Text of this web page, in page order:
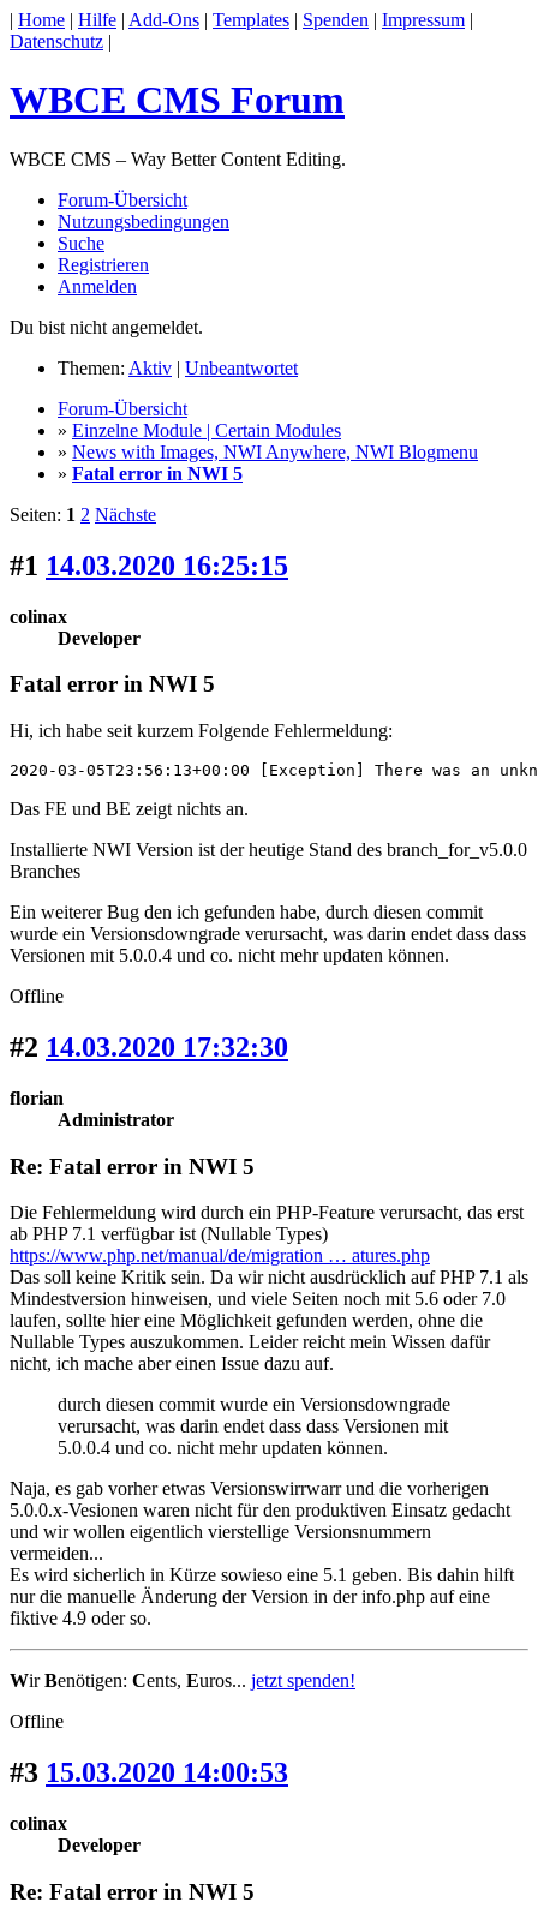
| Home | Hilfe | Add-Ons | Templates | Spenden | Impressum |
Datenschutz |
WBCE CMS Forum
WBCE CMS – Way Better Content Editing.
Forum-Übersicht
Nutzungsbedingungen
Suche
Registrieren
Anmelden
Du bist nicht angemeldet.
Themen: Aktiv | Unbeantwortet
Forum-Übersicht
» Einzelne Module | Certain Modules
» News with Images, NWI Anywhere, NWI Blogmenu
» Fatal error in NWI 5
Seiten: 1 2 Nächste
#1 14.03.2020 16:25:15
colinax
Developer
Fatal error in NWI 5
Hi, ich habe seit kurzem Folgende Fehlermeldung:
2020-03-05T23:56:13+00:00 [Exception] There was an
Das FE und BE zeigt nichts an.
Installierte NWI Version ist der heutige Stand des branch_for_v5.0.0
Branches
Ein weiterer Bug den ich gefunden habe, durch diesen commit
wurde ein Versionsdowngrade verursacht, was darin endet dass dass
Versionen mit 5.0.0.4 und co. nicht mehr updaten können.
Offline
#2 14.03.2020 17:32:30
florian
Administrator
Re: Fatal error in NWI 5
Die Fehlermeldung wird durch ein PHP-Feature verursacht, das erst
ab PHP 7.1 verfügbar ist (Nullable Types)
https://www.php.net/manual/de/migration … atures.php
Das soll keine Kritik sein. Da wir nicht ausdrücklich auf PHP 7.1 als
Mindestversion hinweisen, und viele Seiten noch mit 5.6 oder 7.0
laufen, sollte hier eine Möglichkeit gefunden werden, ohne die
Nullable Types auszukommen. Leider reicht mein Wissen dafür
nicht, ich mache aber einen Issue dazu auf.
durch diesen commit wurde ein Versionsdowngrade
verursacht, was darin endet dass dass Versionen mit
5.0.0.4 und co. nicht mehr updaten können.
Naja, es gab vorher etwas Versionswirrwarr und die vorherigen
5.0.0.x-Vesionen waren nicht für den produktiven Einsatz gedacht
und wir wollen eigentlich vierstellige Versionsnummern
vermeiden...
Es wird sicherlich in Kürze sowieso eine 5.1 geben. Bis dahin hilft
nur die manuelle Änderung der Version in der info.php auf eine
fiktive 4.9 oder so.
WirBenötigen: Cents, Euros... jetzt spenden!
Offline
#3 15.03.2020 14:00:53
colinax
Developer
Re: Fatal error in NWI 5